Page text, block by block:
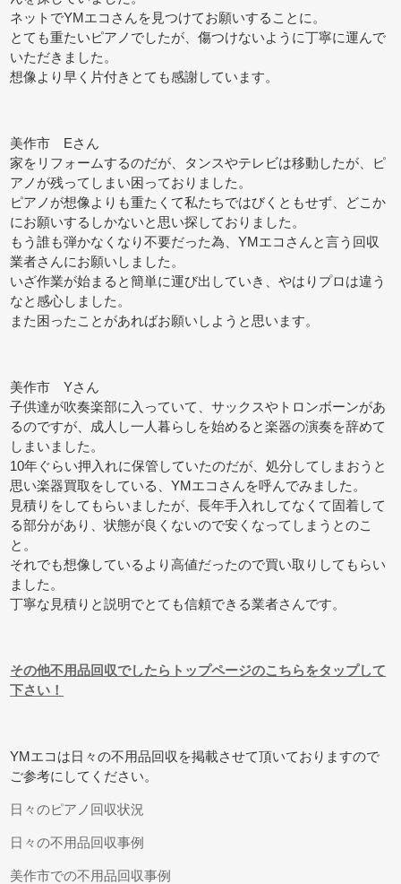
ネットでYMエコさんを見つけてお願いすることに。
とても重たいピアノでしたが、傷つけないように丁寧に運んで
いただきました。
想像より早く片付きとても感謝しています。
美作市 Eさん
家をリフォームするのだが、タンスやテレビは移動したが、ピ
アノが残ってしまい困っておりました。
ピアノが想像よりも重たくて私たちではびくともせず、どこか
にお願いするしかないと思い探しておりました。
もう誰も弾かなくなり不要だった為、YMエコさんと言う回収
業者さんにお願いしました。
いざ作業が始まると簡単に運び出していき、やはりプロは違う
なと感心しました。
また困ったことがあればお願いしようと思います。
美作市 Yさん
子供達が吹奏楽部に入っていて、サックスやトロンボーンがあ
るのですが、成人し一人暮らしを始めると楽器の演奏を辞めて
しまいました。
10年ぐらい押入れに保管していたのだが、処分してしまおうと
思い楽器買取をしている、YMエコさんを呼んでみました。
見積りをしてもらいましたが、長年手入れしてなくて固着して
る部分があり、状態が良くないので安くなってしまうとのこ
と。
それでも想像しているより高値だったので買い取りしてもらい
ました。
丁寧な見積りと説明でとても信頼できる業者さんです。
その他不用品回収でしたらトップページのこちらをタップして
下さい！
YMエコは日々の不用品回収を掲載させて頂いておりますので
ご参考にしてください。
日々のピアノ回収状況
日々の不用品回収事例
美作市での不用品回収事例